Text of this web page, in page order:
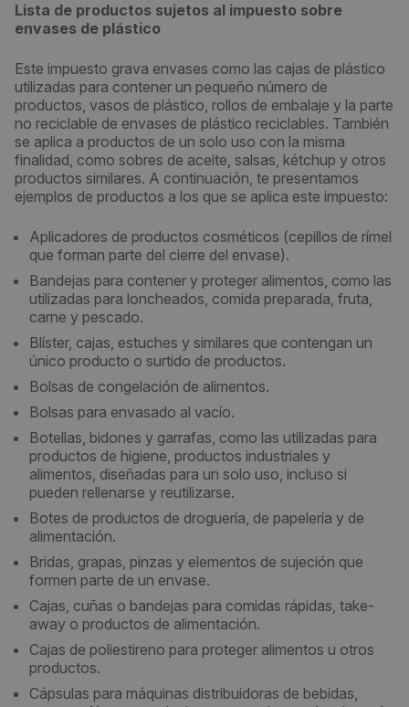
Lista de productos sujetos al impuesto sobre
envases de plástico
Este impuesto grava envases como las cajas de plástico
utilizadas para contener un pequeño número de
productos, vasos de plástico, rollos de embalaje y la parte
no reciclable de envases de plástico reciclables. También
se aplica a productos de un solo uso con la misma
finalidad, como sobres de aceite, salsas, kétchup y otros
productos similares. A continuación, te presentamos
ejemplos de productos a los que se aplica este impuesto:
Aplicadores de productos cosméticos (cepillos de rímel
que forman parte del cierre del envase).
Bandejas para contener y proteger alimentos, como las
utilizadas para loncheados, comida preparada, fruta,
carne y pescado.
Blíster, cajas, estuches y similares que contengan un
único producto o surtido de productos.
Bolsas de congelación de alimentos.
Bolsas para envasado al vacío.
Botellas, bidones y garrafas, como las utilizadas para
productos de higiene, productos industriales y
alimentos, diseñadas para un solo uso, incluso si
pueden rellenarse y reutilizarse.
Botes de productos de droguería, de papelería y de
alimentación.
Bridas, grapas, pinzas y elementos de sujeción que
formen parte de un envase.
Cajas, cuñas o bandejas para comidas rápidas, take-
away o productos de alimentación.
Cajas de poliestireno para proteger alimentos u otros
productos.
Cápsulas para máquinas distribuidoras de bebidas,